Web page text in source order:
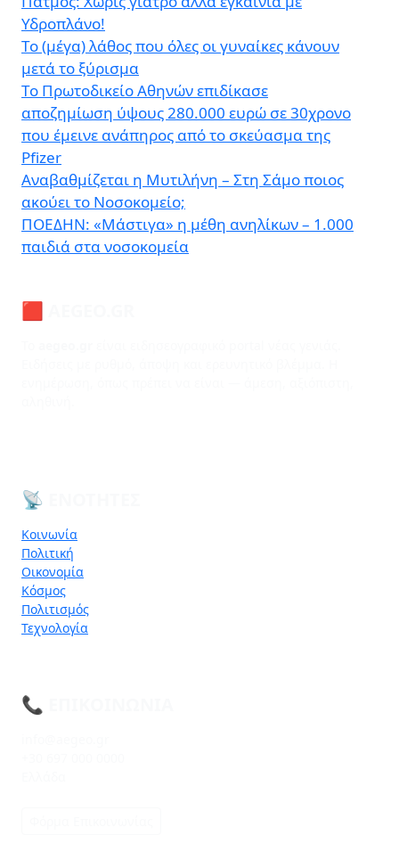
Υδροπλάνο!
Το (μέγα) λάθος που όλες οι γυναίκες κάνουν
μετά το ξύρισμα
Το Πρωτοδικείο Αθηνών επιδίκασε
αποζημίωση ύψους 280.000 ευρώ σε 30χρονο
που έμεινε ανάπηρος από το σκεύασμα της
Pfizer
Αναβαθμίζεται η Μυτιλήνη – Στη Σάμο ποιος
ακούει το Νοσοκομείο;
ΠΟΕΔΗΝ: «Μάστιγα» η μέθη ανηλίκων – 1.000
παιδιά στα νοσοκομεία
🟥 AEGEO.GR
📡 ΕΝΌΤΗΤΕΣ
Κοινωνία
Πολιτική
Οικονομία
Κόσμος
Πολιτισμός
Τεχνολογία
📞 ΕΠΙΚΟΙΝΩΝΊΑ